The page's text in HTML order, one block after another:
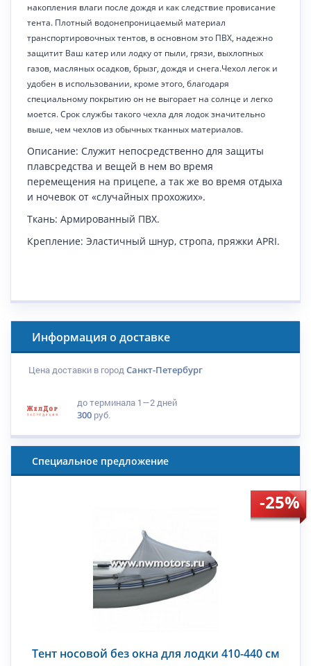
накопления влаги после дождя и как следствие провисание
тента. Плотный водонепроницаемый материал
транспортировочных тентов, в основном это ПВХ, надежно
защитит Ваш катер или лодку от пыли, грязи, выхлопных
газов, масляных осадков, брызг, дождя и снега.Чехол легок и
удобен в использовании, кроме этого, благодаря
специальному покрытию он не выгорает на солнце и легко
моется. Срок службы такого чехла для лодок значительно
выше, чем чехлов из обычных тканных материалов.
Описание: Служит непосредственно для защиты
плавсредства и вещей в нем во время
перемещения на прицепе, а так же во время отдыха
и ночевок от «случайных прохожих».
Ткань: Армированный ПВХ.
Крепление: Эластичный шнур, стропа, пряжки APRI.
Информация о доставке
Цена доставки в город Санкт-Петербург
до терминала 1—2 дней
300 руб.
Специальное предложение
-25%
Тент носовой без окна для лодки 410-440 см